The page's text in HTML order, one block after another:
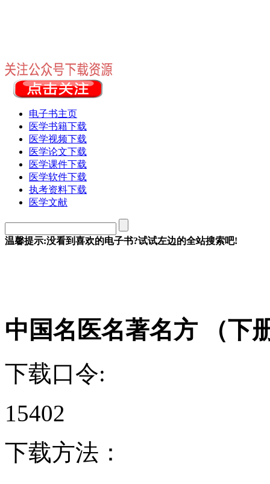
电子书主页
医学书籍下载
医学视频下载
医学论文下载
医学课件下载
医学软件下载
执考资料下载
医学文献
温馨提示:没看到喜欢的电子书?试试左边的全站搜索吧!
中国名医名著名方 （下
下载口令:
15402
下载方法：